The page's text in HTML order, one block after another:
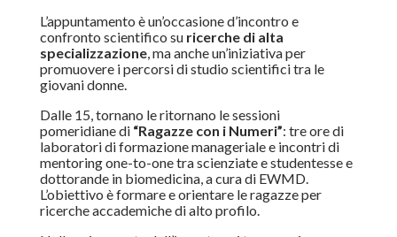
L’appuntamento è un’occasione d’incontro e
confronto scientifico su ricerche di alta
specializzazione, ma anche un’iniziativa per
promuovere i percorsi di studio scientifici tra le
giovani donne.
Dalle 15, tornano le ritornano le sessioni
pomeridiane di “Ragazze con i Numeri”: tre ore di
laboratori di formazione manageriale e incontri di
mentoring one-to-one tra scienziate e studentesse e
dottorande in biomedicina, a cura di EWMD.
L’obiettivo è formare e orientare le ragazze per
ricerche accademiche di alto profilo.